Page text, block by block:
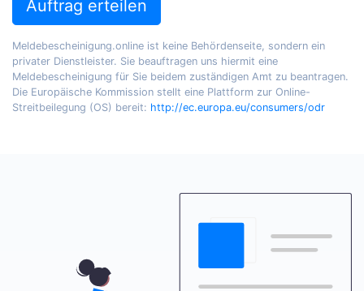
Auftrag erteilen
Meldebescheinigung.online ist keine Behördenseite, sondern ein
privater Dienstleister. Sie beauftragen uns hiermit eine
Meldebescheinigung für Sie beidem zuständigen Amt zu beantragen.
Die Europäische Kommission stellt eine Plattform zur Online-
Streitbeilegung (OS) bereit: http://ec.europa.eu/consumers/odr